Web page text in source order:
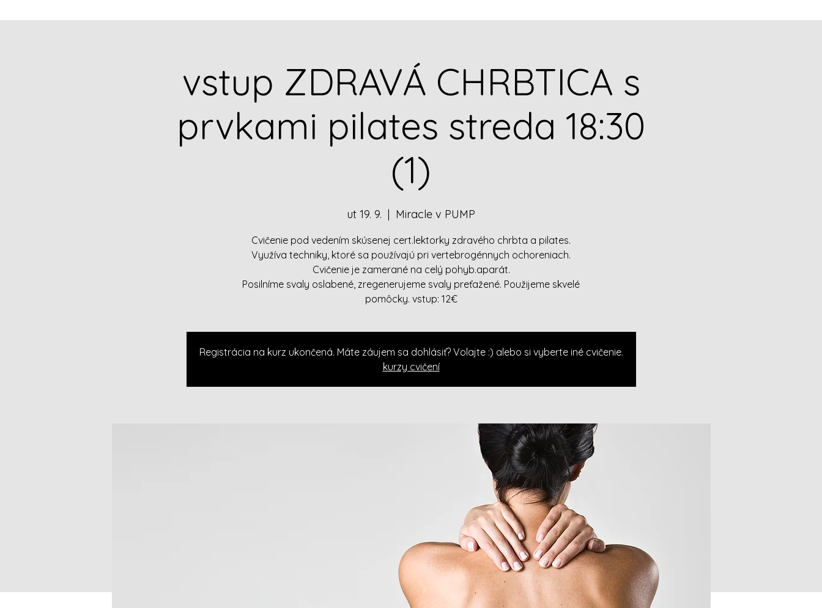
vstup ZDRAVÁ CHRBTICA s
prvkami pilates streda 18:30
(1)
ut 19. 9.
  |
Miracle v PUMP
Cvičenie pod vedením skúsenej cert.lektorky zdravého chrbta a pilates.
Využíva techniky, ktoré sa používajú pri vertebrogénnych ochoreniach.
Cvičenie je zamerané na celý pohyb.aparát.
Posilníme svaly oslabené, zregenerujeme svaly preťažené. Použijeme skvelé
pomôcky. vstup: 12€
Registrácia na kurz ukončená. Máte záujem sa dohlásiť? Volajte :) alebo si vyberte iné cvičenie.
kurzy cvičení